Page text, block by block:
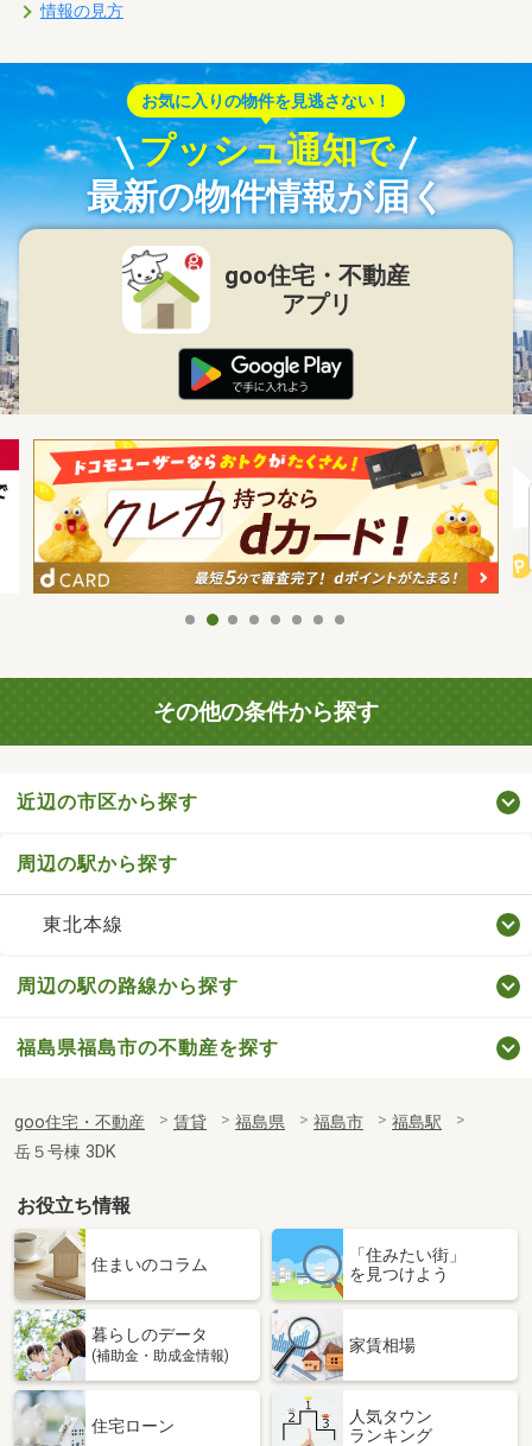
情報の見方
お気に入りの物件を見逃さない！
プッシュ通知で
最新の物件情報が届く
goo住宅・不動産
アプリ
その他の条件から探す
近辺の市区から探す
周辺の駅から探す
東北本線
周辺の駅の路線から探す
福島県福島市の不動産を探す
goo住宅・不動産 賃貸 福島県 福島市
福島駅
岳５号棟 3DK
お役立ち情報
住まいのコラム
「住みたい街」
を見つけよう
暮らしのデータ
(補助金・助成金情報)
家賃相場
住宅ローン
人気タウン
ランキング